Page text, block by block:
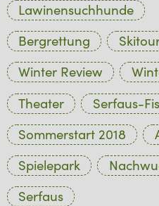
Lawinensuchhunde
Bergrettung
Winter Review
Theater
Serfaus-
Sommerstart 2018
Spielepark
Serfaus